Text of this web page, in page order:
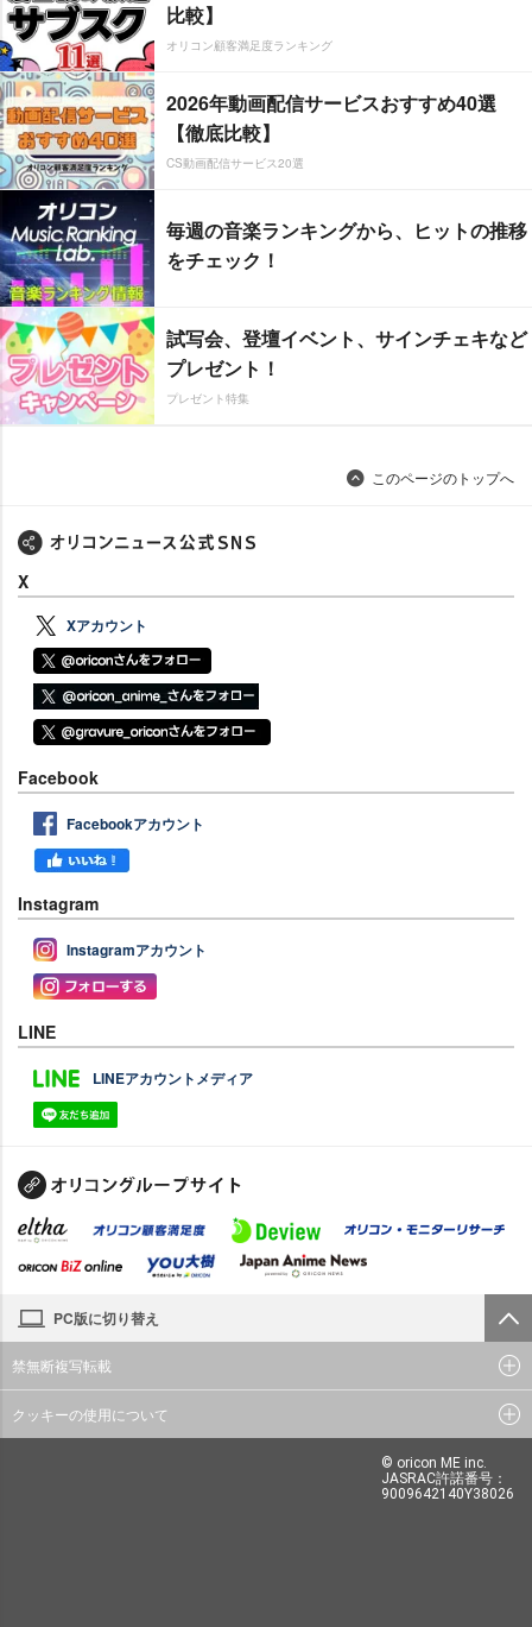
比較】
オリコン顧客満足度ランキング
2026年動画配信サービスおすすめ40選
【徹底比較】
CS動画配信サービス20選
毎週の音楽ランキングから、ヒットの推移
をチェック！
試写会、登壇イベント、サインチェキなど
プレゼント！
プレゼント特集
このページのトップへ
X
Xアカウント
Facebook
Facebookアカウント
Instagram
Instagramアカウント
LINE
LINEアカウントメディア
PC版に切り替え
禁無断複写転載
クッキーの使用について
© oricon ME inc.
JASRAC許諾番号：
9009642140Y38026